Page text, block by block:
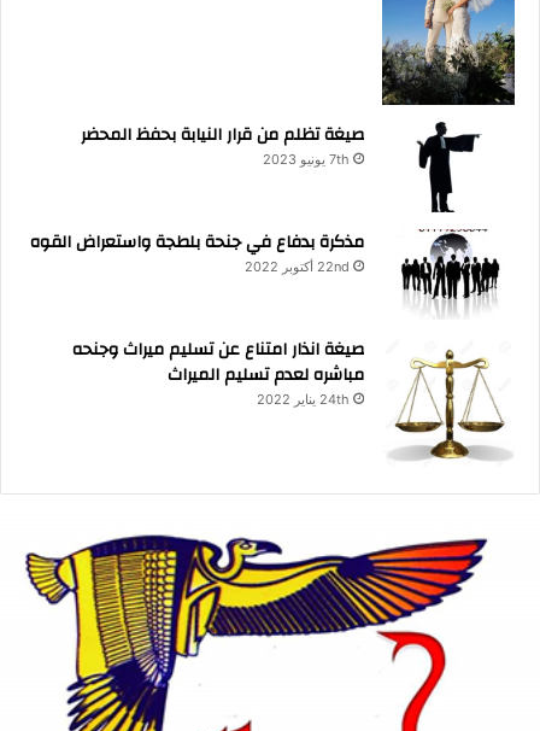
صيغة تظلم من قرار النيابة بحفظ المحضر
7th يونيو 2023
مذكرة بدفاع في جنحة بلطجة واستعراض القوه
22nd أكتوبر 2022
صيغة انذار امتناع عن تسليم ميراث وجنحه
مباشره لعدم تسليم الميراث
24th يناير 2022